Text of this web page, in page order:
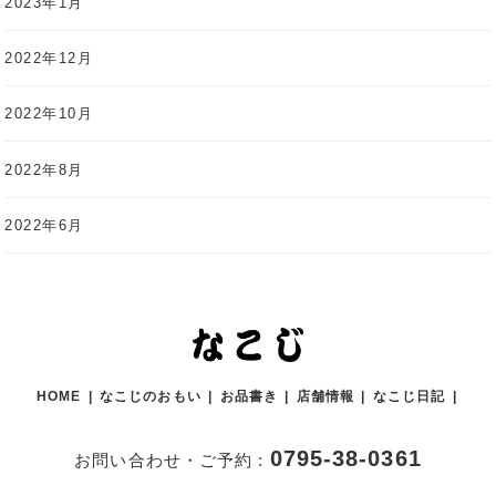
2022年12月
2022年10月
2022年8月
2022年6月
HOME なこじのおもい お品書き 店舗情報 なこじ日記
お問い合わせ・ご予約 : 0795-38-0361